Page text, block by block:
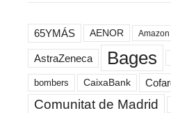
65YMÁS AENOR Amazon
AstraZeneca Bages
bombers CaixaBank
Comunitat de Madrid